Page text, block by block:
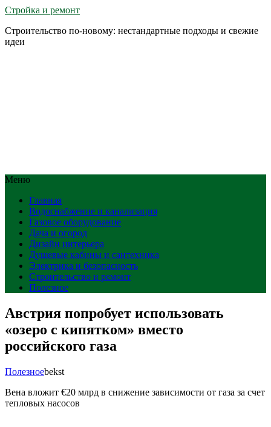
Стройка и ремонт
Строительство по-новому: нестандартные подходы и свежие
идеи
Меню
Главная
Водоснабжение и канализация
Газовое оборудование
Дача и огород
Дизайн интерьера
Душевые кабины и сантехника
Электрика и безопасность
Строительство и ремонт
Полезное
Австрия попробует использовать
«озеро с кипятком» вместо
российского газа
Полезноеbekst
Вена вложит €20 млрд в снижение зависимости от газа за счет
тепловых насосов